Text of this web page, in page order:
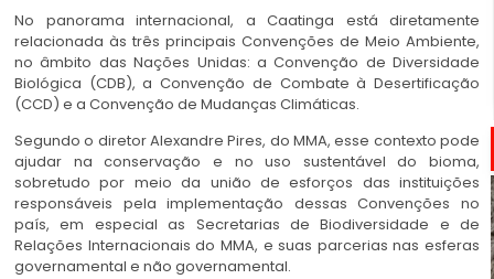
No panorama internacional, a Caatinga está diretamente
relacionada às três principais Convenções de Meio Ambiente,
no âmbito das Nações Unidas: a Convenção de Diversidade
Biológica (CDB), a Convenção de Combate à Desertificação
(CCD) e a Convenção de Mudanças Climáticas.
Segundo o diretor Alexandre Pires, do MMA, esse contexto pode
ajudar na conservação e no uso sustentável do bioma,
sobretudo por meio da união de esforços das instituições
responsáveis pela implementação dessas Convenções no
país, em especial as Secretarias de Biodiversidade e de
Relações Internacionais do MMA, e suas parcerias nas esferas
governamental e não governamental.